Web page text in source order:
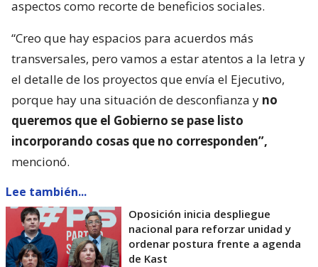
aspectos como recorte de beneficios sociales.
“Creo que hay espacios para acuerdos más
transversales, pero vamos a estar atentos a la letra y
el detalle de los proyectos que envía el Ejecutivo,
porque hay una situación de desconfianza y no
queremos que el Gobierno se pase listo
incorporando cosas que no corresponden”,
mencionó.
Lee también...
Oposición inicia despliegue
nacional para reforzar unidad y
ordenar postura frente a agenda
de Kast